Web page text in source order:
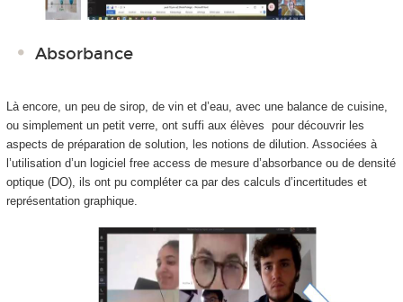
Absorbance
Là encore, un peu de sirop, de vin et d’eau, avec une balance de cuisine,
ou simplement un petit verre, ont suffi aux élèves pour découvrir les
aspects de préparation de solution, les notions de dilution. Associées à
l’utilisation d’un logiciel free access de mesure d’absorbance ou de densité
optique (DO), ils ont pu compléter ca par des calculs d’incertitudes et
représentation graphique.